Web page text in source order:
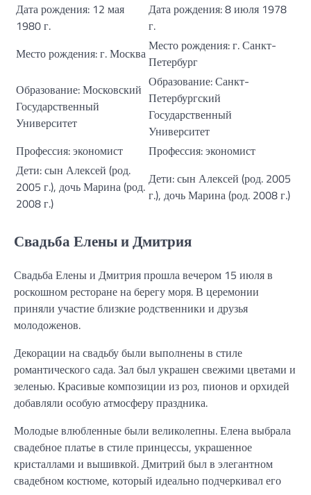
Дата рождения: 12 мая
1980 г.
Дата рождения: 8 июля 1978
г.
Место рождения: г. МоскваМесто рождения: г. Санкт-
Петербург
Образование: Московский
Государственный
Университет
Образование: Санкт-
Петербургский
Государственный
Университет
Профессия: экономист
Профессия: экономист
Дети: сын Алексей (род.
2005 г.), дочь Марина (род.
2008 г.)
Дети: сын Алексей (род. 2005
г.), дочь Марина (род. 2008 г.)
Свадьба Елены и Дмитрия
Свадьба Елены и Дмитрия прошла вечером 15 июля в
роскошном ресторане на берегу моря. В церемонии
приняли участие близкие родственники и друзья
молодоженов.
Декорации на свадьбу были выполнены в стиле
романтического сада. Зал был украшен свежими цветами и
зеленью. Красивые композиции из роз, пионов и орхидей
добавляли особую атмосферу праздника.
Молодые влюбленные были великолепны. Елена выбрала
свадебное платье в стиле принцессы, украшенное
кристаллами и вышивкой. Дмитрий был в элегантном
свадебном костюме, который идеально подчеркивал его